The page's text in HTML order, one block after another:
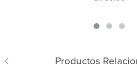
Productos